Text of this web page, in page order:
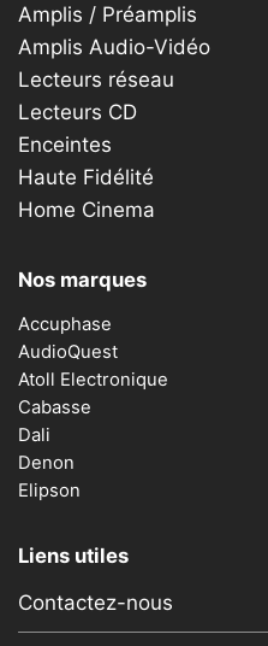
Amplis / Préamplis
Amplis Audio-Vidéo
Lecteurs réseau
Lecteurs CD
Enceintes
Haute Fidélité
Home Cinema
Nos marques
Accuphase
AudioQuest
Atoll Electronique
Cabasse
Dali
Denon
Elipson
Liens utiles
Contactez-nous